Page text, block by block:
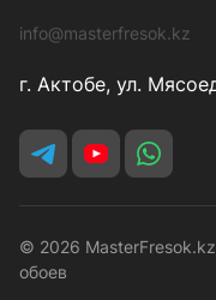
info@masterfresok.kz
г. Актобе, ул.
© 2026
обоев